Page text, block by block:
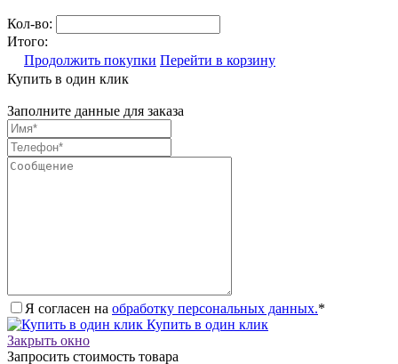
Кол-во:
Итого:
Продолжить покупки Перейти в корзину
Купить в один клик
Заполните данные для заказа
Я согласен на обработку персональных данных.*
Купить в один клик
Закрыть окно
Запросить стоимость товара